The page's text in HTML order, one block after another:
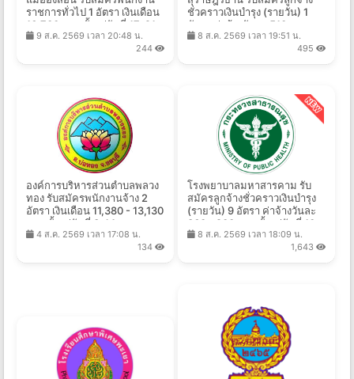
ราชการทั่วไป 1 อัตรา เงินเดือน
16,700 บาท ตั้งแต่วันที่ 17-21
ส.ค. 2569
9 ส.ค. 2569 เวลา 20:48 น.
244
ชั่วคราวเงินบํารุง (รายวัน) 1
อัตรา ค่าจ้างวันละ 510 บาท
ตั้งแต่วันที่ 13 - 19 ส.ค. 2569
8 ส.ค. 2569 เวลา 19:51 น.
495
องค์การบริหารส่วนตำบลพลวง
ทอง รับสมัครพนักงานจ้าง 2
อัตรา เงินเดือน 11,380 - 13,130
บาท ตั้งแต่วันที่ 3-14 ส.ค.
2569
4 ส.ค. 2569 เวลา 17:08 น.
134
โรงพยาบาลมหาสารคาม รับ
สมัครลูกจ้างชั่วคราวเงินบำรุง
(รายวัน) 9 อัตรา ค่าจ้างวันละ
360 - 900 บาท ตั้งแต่วันที่ 10 -
17 ส.ค. 2569
8 ส.ค. 2569 เวลา 18:09 น.
1,643